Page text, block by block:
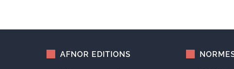
AFNOR EDITIONS